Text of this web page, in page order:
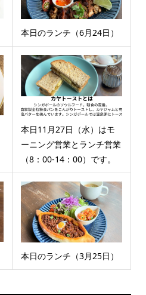
本日のランチ（6月24日）
本日11月27日（水）はモ
ーニング営業とランチ営業
（8：00-14：00）です。
本日のランチ（3月25日）